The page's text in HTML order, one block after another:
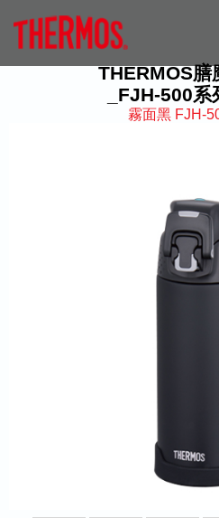
THERMOS膳
_FJH-500
霧面黑 FJH-